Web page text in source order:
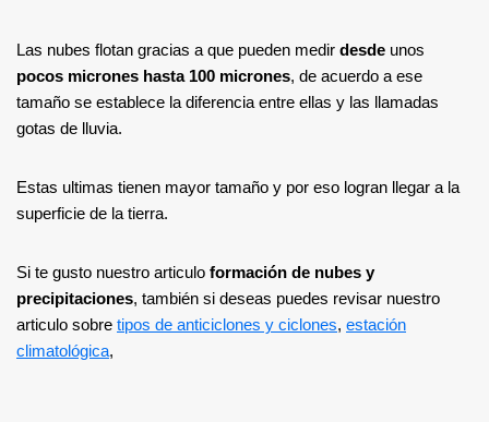
Las nubes flotan gracias a que pueden medir desde unos
pocos micrones hasta 100 micrones, de acuerdo a ese
tamaño se establece la diferencia entre ellas y las llamadas
gotas de lluvia.
Estas ultimas tienen mayor tamaño y por eso logran llegar a la
superficie de la tierra.
Si te gusto nuestro articulo formación de nubes y
precipitaciones, también si deseas puedes revisar nuestro
articulo sobre tipos de anticiclones y ciclones, estación
climatológica,